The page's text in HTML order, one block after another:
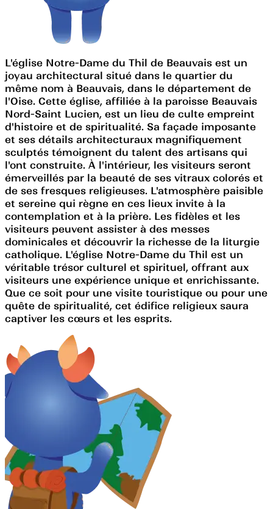
L'église Notre-Dame du Thil de Beauvais est un
joyau architectural situé dans le quartier du
même nom à Beauvais, dans le département de
l'Oise. Cette église, affiliée à la paroisse Beauvais
Nord-Saint Lucien, est un lieu de culte empreint
d'histoire et de spiritualité. Sa façade imposante
et ses détails architecturaux magnifiquement
sculptés témoignent du talent des artisans qui
l'ont construite. À l'intérieur, les visiteurs seront
émerveillés par la beauté de ses vitraux colorés et
de ses fresques religieuses. L'atmosphère paisible
et sereine qui règne en ces lieux invite à la
contemplation et à la prière. Les fidèles et les
visiteurs peuvent assister à des messes
dominicales et découvrir la richesse de la liturgie
catholique. L'église Notre-Dame du Thil est un
véritable trésor culturel et spirituel, offrant aux
visiteurs une expérience unique et enrichissante.
Que ce soit pour une visite touristique ou pour une
quête de spiritualité, cet édifice religieux saura
captiver les cœurs et les esprits.